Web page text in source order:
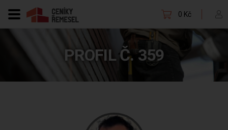
0 Kč
PROFIL Č. 359